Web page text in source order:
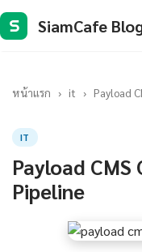
S SiamCafe
หน้าแรก › it › Payload
IT
Payload
Pipeline